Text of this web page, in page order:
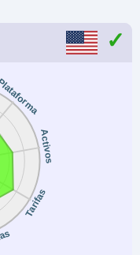
(major forex
pairs), 1:2-1:4
Regulador
FINRA, CFTC,
CIRO, FCA, CBI,
SFC, SEBI,
JFSA, MAS
Activos
Tarifas